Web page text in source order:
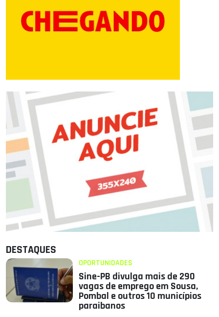
DESTAQUES
OPORTUNIDADES
Sine-PB divulga mais de 290
vagas de emprego em Sousa,
Pombal e outros 10 municípios
paraibanos